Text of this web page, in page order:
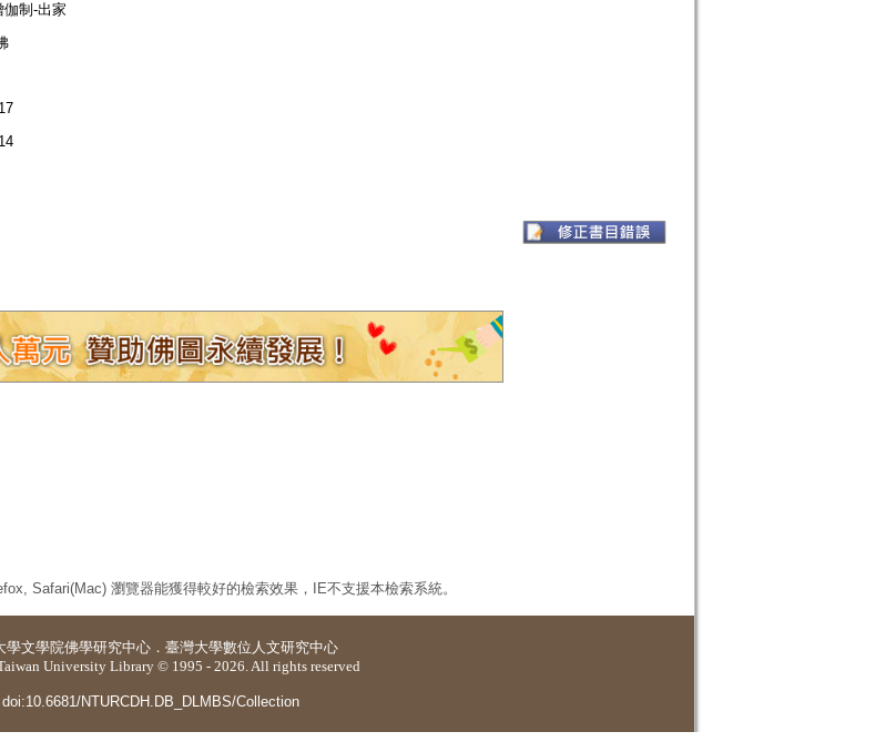
伽制-出家
Safari(Mac) 瀏覽器能獲得較好的檢索效果，IE不支援本檢索系統。
學文學院佛學研究中心 ． 臺灣大學數位人文研究中心
University Library © 1995 - 2026. All rights reserved
doi:10.6681/NTURCDH.DB_DLMBS/Collection